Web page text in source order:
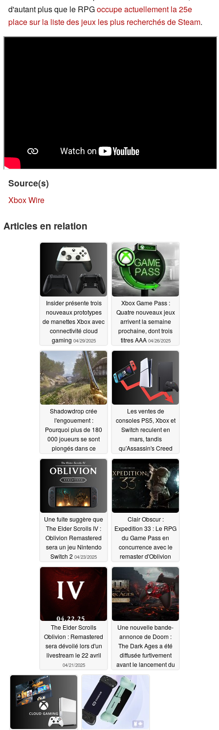
d'autant plus que le RPGoccupe actuellement la 25e
place sur la liste des jeux les plus recherchés de Steam.
Source(s)
Xbox Wire
Articles en relation
Insider présente trois
nouveaux prototypes
de manettes Xbox avec
connectivité cloud
gaming 04/29/2025
Xbox Game Pass :
Quatre nouveaux jeux
arrivent la semaine
prochaine, dont trois
titres AAA 04/26/2025
Shadowdrop crée
l'engouement :
Pourquoi plus de 180
000 joueurs se sont
plongés dans ce
nouveau remaster de
RPG04/24/2025
Les ventes de
consoles PS5, Xbox et
Switch reculent en
mars, tandis
qu'Assassin's Creed
Shadows domine les
recettes des jeux
04/24/2025
Une fuite suggère que
The Elder Scrolls IV :
Oblivion Remastered
sera un jeu Nintendo
Switch 2 04/23/2025
Clair Obscur :
Expedition 33 : Le RPG
du Game Pass en
concurrence avec le
remaster d'Oblivion
04/23/2025
The Elder Scrolls
Oblivion : Remastered
sera dévoilé lors d'un
livestream le 22 avril
04/21/2025
Une nouvelle bande-
annonce de Doom :
The Dark Ages a été
diffusée furtivement
avant le lancement du
jeu le 15 mai